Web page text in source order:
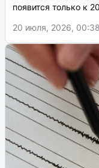
появится только к
20 июля, 2026, 00:38